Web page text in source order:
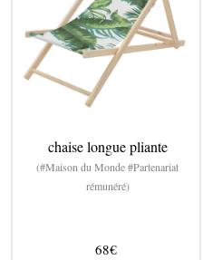
chaise longue pliante
(#Maison du Monde #Partenariat
rémunéré)
68€